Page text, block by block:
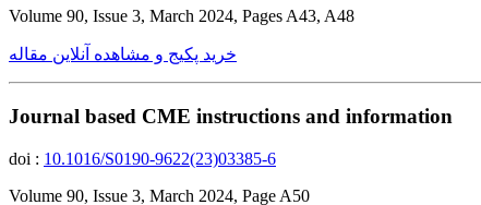
Volume 90, Issue 3, March 2024, Pages A43, A48
خرید پکیج و مشاهده آنلاین مقاله
Journal based CME instructions and information
doi : 10.1016/S0190-9622(23)03385-6
Volume 90, Issue 3, March 2024, Page A50